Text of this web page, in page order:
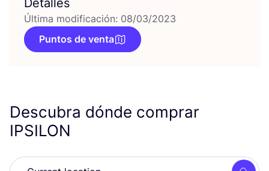
Detalles
Última modificación: 08/03/2023
Puntos de venta
Descubra dónde comprar
IPSILON